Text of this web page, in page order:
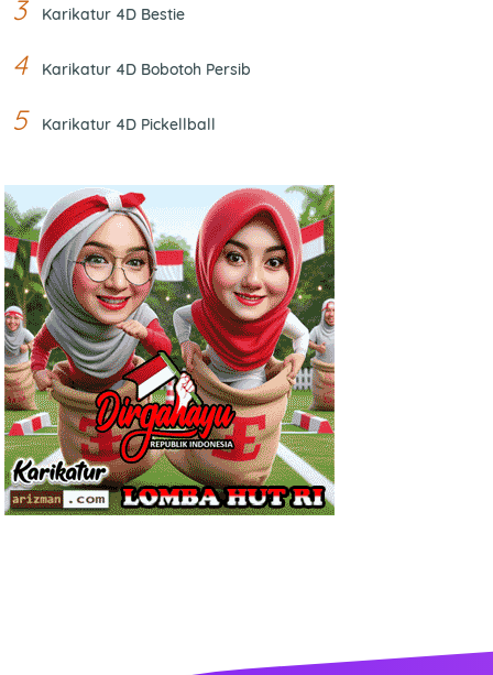
Karikatur 4D Bestie
Karikatur 4D Bobotoh Persib
Karikatur 4D Pickellball